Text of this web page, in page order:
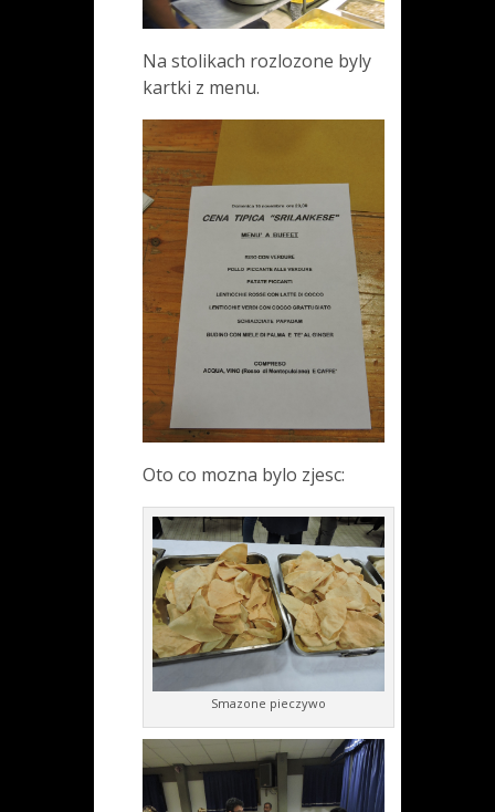
Na stolikach rozlozone byly
kartki z menu.
Oto co mozna bylo zjesc:
Smazone pieczywo